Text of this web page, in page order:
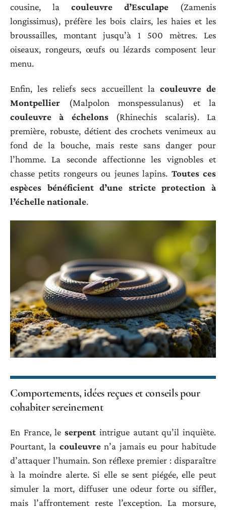
cousine, la couleuvre d’Esculape (Zamenis
longissimus), préfère les bois clairs, les haies et les
broussailles, montant jusqu’à 1 500 mètres. Les
oiseaux, rongeurs, œufs ou lézards composent leur
menu.
Enfin, les reliefs secs accueillent la couleuvre de
Montpellier (Malpolon monspessulanus) et la
couleuvre à échelons(Rhinechis scalaris). La
première, robuste, détient des crochets venimeux au
fond de la bouche, mais reste sans danger pour
l’homme. La seconde affectionne les vignobles et
chasse petits rongeurs ou jeunes lapins. Toutes ces
espèces bénéficient d’une stricte protection à
l’échelle nationale.
Comportements, idées reçues et conseils pour
cohabiter sereinement
En France, leserpent intrigue autant qu’il inquiète.
Pourtant, la couleuvren’a jamais eu pour habitude
d’attaquer l’humain. Son réflexe premier : disparaître
à la moindre alerte. Si elle se sent piégée, elle peut
simuler la mort, diffuser une odeur forte ou siffler,
mais l’affrontement reste l’exception. La morsure,